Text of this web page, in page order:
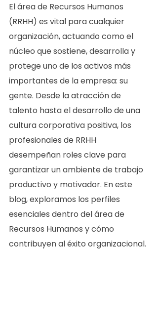
El área de Recursos Humanos
(RRHH) es vital para cualquier
organización, actuando como el
núcleo que sostiene, desarrolla y
protege uno de los activos más
importantes de la empresa: su
gente. Desde la atracción de
talento hasta el desarrollo de una
cultura corporativa positiva, los
profesionales de RRHH
desempeñan roles clave para
garantizar un ambiente de trabajo
productivo y motivador. En este
blog, exploramos los perfiles
esenciales dentro del área de
Recursos Humanos y cómo
contribuyen al éxito organizacional.